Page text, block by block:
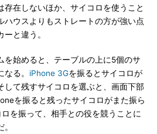
存在しないほか、サイコロを使うこと
ハウスよりもストレートの方が強い点
と違う。
始めると、テーブルの上に5個のサ
る。 iPhone 3Gを振るとサイコロが
して残すサイコロを選ぶと、画面下部
を振ると残ったサイコロがまた振ら
を振って、相手との役を競うことに